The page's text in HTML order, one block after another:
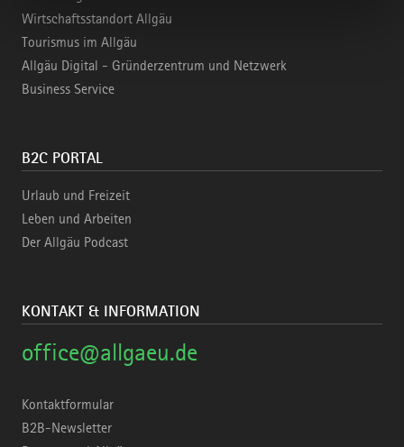
Wirtschaftsstandort Allgäu
Tourismus im Allgäu
Allgäu Digital - Gründerzentrum und Netzwerk
Business Service
B2C PORTAL
Urlaub und Freizeit
Leben und Arbeiten
Der Allgäu Podcast
KONTAKT & INFORMATION
office@allgaeu.de
Kontaktformular
B2B-Newsletter